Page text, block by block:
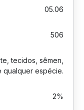
05.06
506
tecidos, sêmen,
qualquer espécie.
2%